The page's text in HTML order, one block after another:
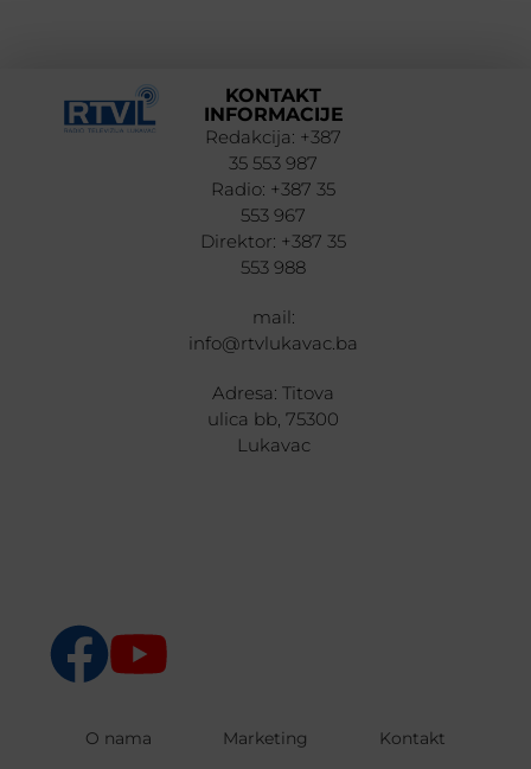
KONTAKT
INFORMACIJE
Redakcija: +387
35 553 987
Radio: +387 35
553 967
Direktor: +387 35
553 988
mail:
info@rtvlukavac.ba
Adresa: Titova
ulica bb, 75300
Lukavac
O nama Marketing Kontakt